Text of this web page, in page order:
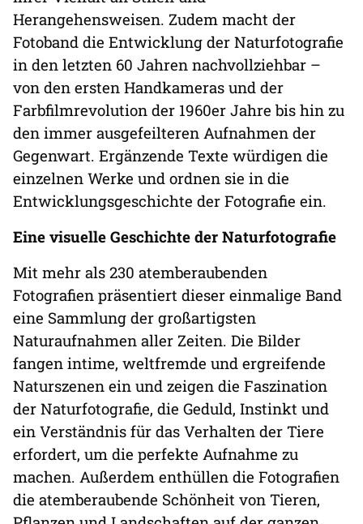
Herangehensweisen. Zudem macht der
Fotoband die Entwicklung der Naturfotografie
in den letzten 60 Jahren nachvollziehbar –
von den ersten Handkameras und der
Farbfilmrevolution der 1960er Jahre bis hin zu
den immer ausgefeilteren Aufnahmen der
Gegenwart. Ergänzende Texte würdigen die
einzelnen Werke und ordnen sie in die
Entwicklungsgeschichte der Fotografie ein.
Eine visuelle Geschichte der Naturfotografie
Mit mehr als 230 atemberaubenden
Fotografien präsentiert dieser einmalige Band
eine Sammlung der großartigsten
Naturaufnahmen aller Zeiten. Die Bilder
fangen intime, weltfremde und ergreifende
Naturszenen ein und zeigen die Faszination
der Naturfotografie, die Geduld, Instinkt und
ein Verständnis für das Verhalten der Tiere
erfordert, um die perfekte Aufnahme zu
machen. Außerdem enthüllen die Fotografien
die atemberaubende Schönheit von Tieren,